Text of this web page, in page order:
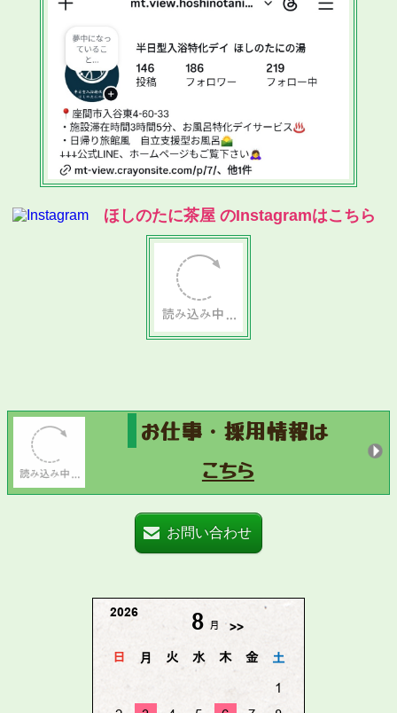
ほしのたに茶屋 のInstagramはこちら
お仕事・採用情報は
こちら
お問い合わせ